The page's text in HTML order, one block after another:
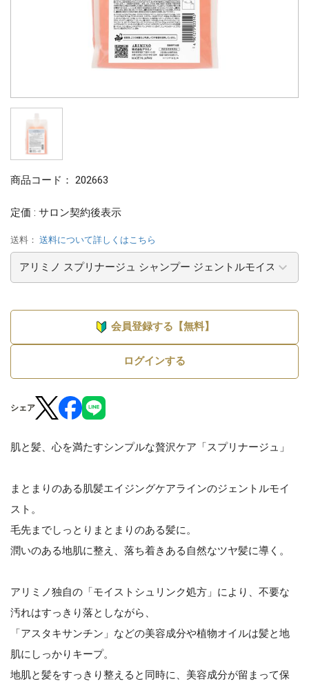
商品コード： 202663
定価 : サロン契約後表示
送料： 送料について詳しくはこちら
会員登録する【無料】
ログインする
シェア
肌と髪、心を満たすシンプルな贅沢ケア「スプリナージュ」
まとまりのある肌髪エイジングケアラインのジェントルモイ
スト。
毛先までしっとりまとまりのある髪に。
潤いのある地肌に整え、落ち着きある自然なツヤ髪に導く。
アリミノ独自の「モイストシュリンク処方」により、不要な
汚れはすっきり落としながら、
「アスタキサンチン」などの美容成分や植物オイルは髪と地
肌にしっかりキープ。
地肌と髪をすっきり整えると同時に、美容成分が留まって保